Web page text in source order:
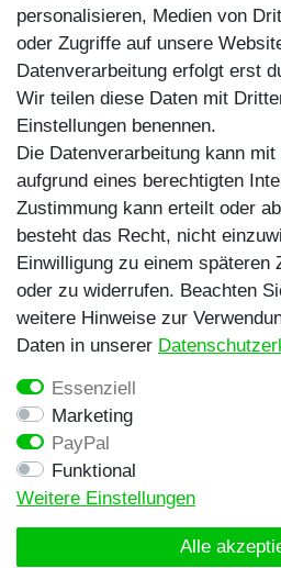
TikTok
Zahlungsmethoden
Egal ob Barsch, Hecht,
Riverfighters ist der Shop
Von Anglern
** Bei Variantenartikeln mit
pro Variante bezieht sich die
Variante mit dem niedrigsten
weiteren Varianten wird bei
Variante
© Copyright 2026 | Alle
Riverfighters
personalisieren, Medien von
oder Zugriffe auf unsere
Datenverarbeitung erfolgt erst
Wir teilen diese Daten mit
Einstellungen benennen.
Die Datenverarbeitung kann
aufgrund eines berechtigten
Zustimmung kann erteilt oder
besteht das Recht, nicht
Einwilligung zu einem späteren
oder zu widerrufen. Beachten
weitere Hinweise zur
Daten in unserer
Essenziell
Marketing
PayPal
Funktional
Weitere Einstellungen
Alle